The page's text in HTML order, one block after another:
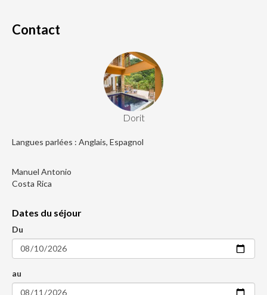
Contact
Dorit
Langues parlées : Anglais, Espagnol
Manuel Antonio
Costa Rica
Dates du séjour
Du
au